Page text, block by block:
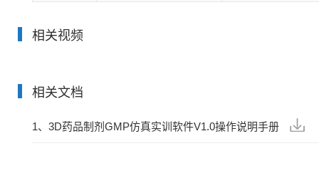
相关视频
相关文档
1、3D药品制剂GMP仿真实训软件V1.0操作说明手册